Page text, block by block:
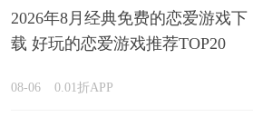
2026年8月经典免费的恋爱游戏下
载 好玩的恋爱游戏推荐TOP20
08-06 0.01折APP